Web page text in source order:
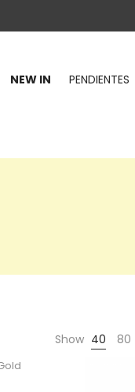
NEW IN PENDIENTES
Show 40 80